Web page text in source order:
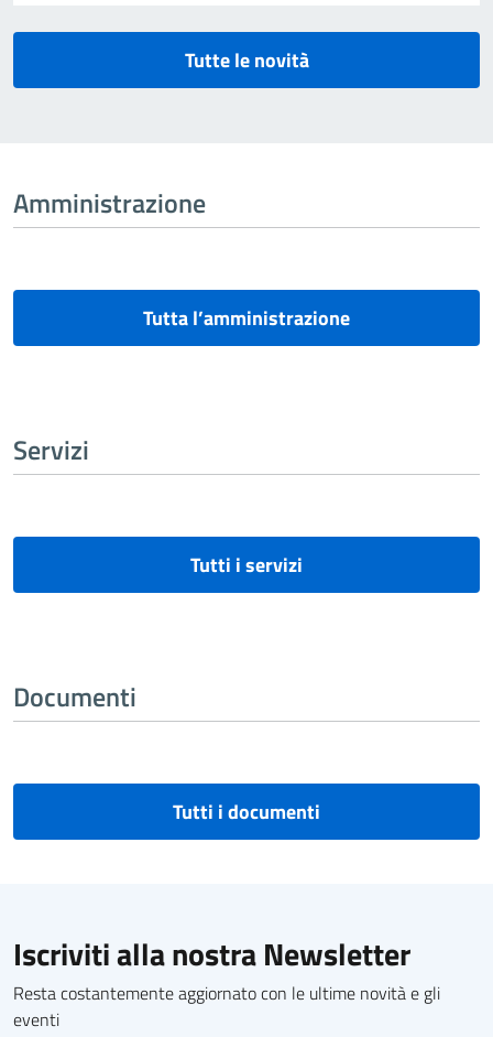
Tutte le novità
Amministrazione
Tutta l’amministrazione
Servizi
Tutti i servizi
Documenti
Tutti i documenti
Iscriviti alla nostra Newsletter
Resta costantemente aggiornato con le ultime novità e gli
eventi